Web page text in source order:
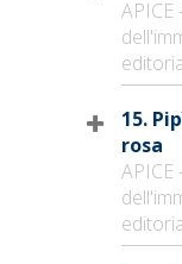
APICE
15.
rosa
APICE